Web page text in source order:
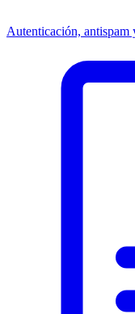
Autenticación, antispam